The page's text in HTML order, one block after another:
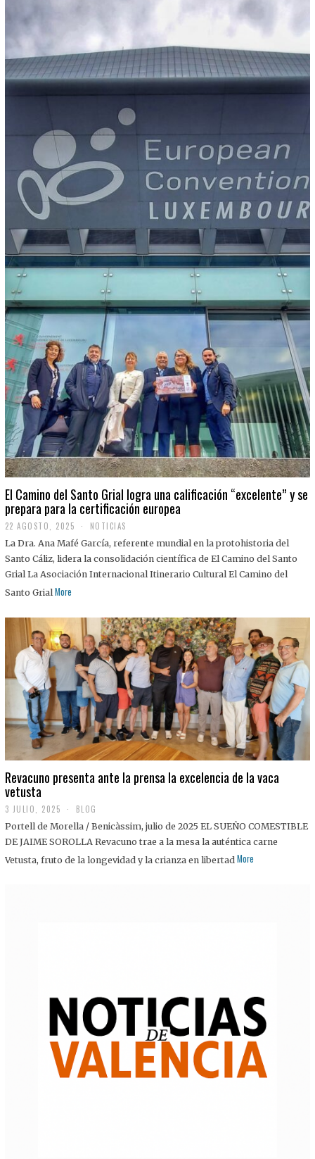
El Camino del Santo Grial logra una calificación “excelente” y se
prepara para la certificación europea
22 AGOSTO, 2025
2
A
G
O
S
2
5
NOTICIAS
La Dra. Ana Mafé García, referente mundial en la protohistoria del
Santo Cáliz, lidera la consolidación científica de El Camino del Santo
Grial La Asociación Internacional Itinerario Cultural El Camino del
Santo Grial More
Revacuno presenta ante la prensa la excelencia de la vaca
vetusta
3 JULIO, 2025
J
U
I
BLOG
Portell de Morella / Benicàssim, julio de 2025 EL SUEÑO COMESTIBLE
DE JAIME SOROLLA Revacuno trae a la mesa la auténtica carne
Vetusta, fruto de la longevidad y la crianza en libertad More